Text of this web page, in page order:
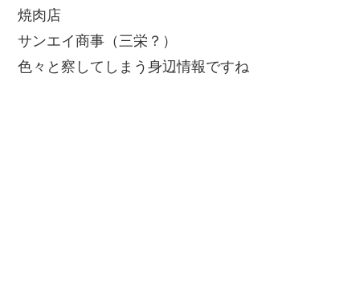
焼肉店
サンエイ商事（三栄？）
色々と察してしまう身辺情報ですね